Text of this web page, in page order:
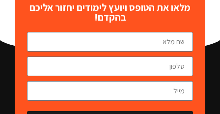
מלאו את הטופס ויועץ לימודים יחזור אליכם
בהקדם!